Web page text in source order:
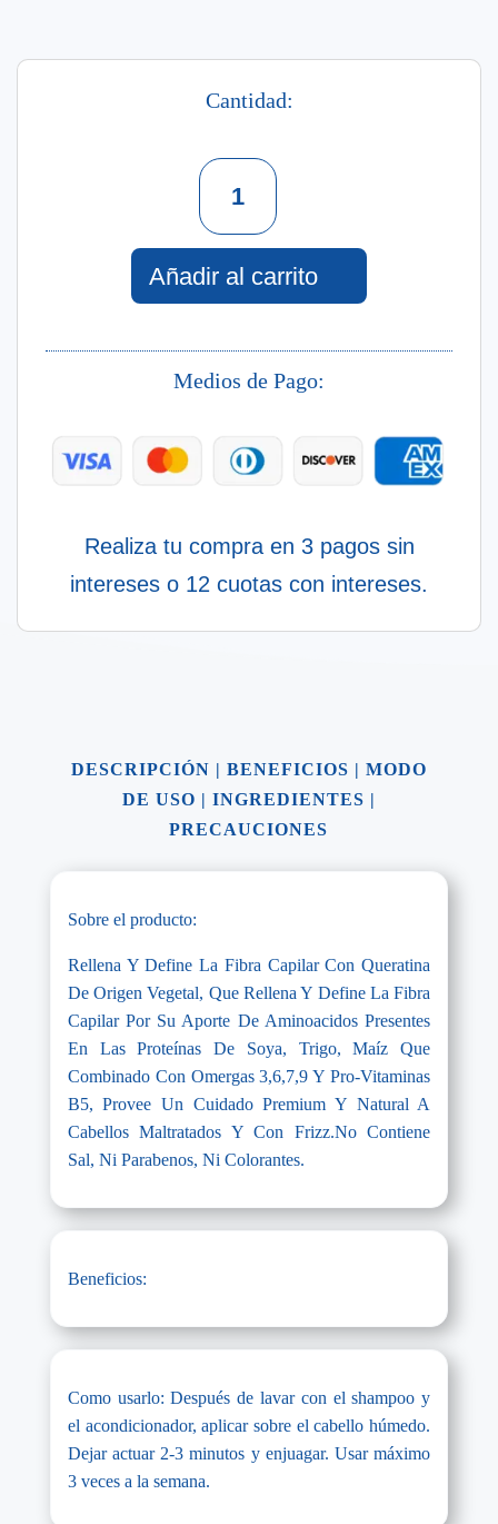
Cantidad:
Phytokeratin
Mascarilla
Bb+
300
Gr
Añadir al carrito
Medios de Pago:
Realiza tu compra en 3 pagos sin
intereses o 12 cuotas con intereses.
DESCRIPCIÓN | BENEFICIOS | MODO
DE USO | INGREDIENTES |
PRECAUCIONES
Sobre el producto:
Rellena Y Define La Fibra Capilar Con Queratina
De Origen Vegetal, Que Rellena Y Define La Fibra
Capilar Por Su Aporte De Aminoacidos Presentes
En Las Proteínas De Soya, Trigo, Maíz Que
Combinado Con Omergas 3,6,7,9 Y Pro-Vitaminas
B5, Provee Un Cuidado Premium Y Natural A
Cabellos Maltratados Y Con Frizz.No Contiene
Sal, Ni Parabenos, Ni Colorantes.
Beneficios:
Como usarlo: Después de lavar con el shampoo y
el acondicionador, aplicar sobre el cabello húmedo.
Dejar actuar 2-3 minutos y enjuagar. Usar máximo
3 veces a la semana.